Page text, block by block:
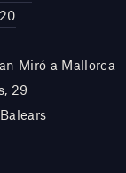
Miró a Mallorca
29